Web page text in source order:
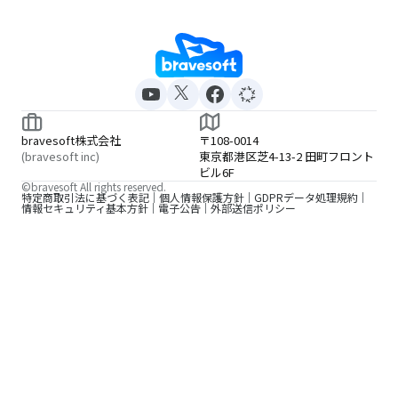
bravesoft株式会社
(bravesoft inc)
〒108-0014
東京都港区芝4-13-2 田町フロント
ビル6F
特定商取引法に基づく表記 個人情報保護方針 GDPRデータ処理規約
情報セキュリティ基本方針 電子公告 外部送信ポリシー
©bravesoft All rights reserved.